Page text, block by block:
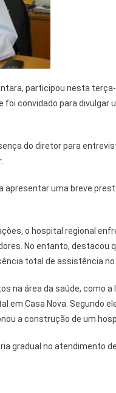
participou nesta
convidado para divulgar
do diretor para
uma breve
o hospital regional
No entanto, destacou
total de assistência
na área da saúde, como a
em Casa Nova. Segundo
a construção de um
gradual no atendimento